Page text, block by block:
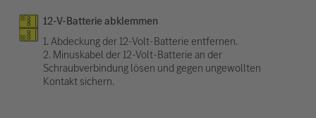
12-V-Batterie abklemmen
1. Abdeckung der 12-Volt-Batterie entfernen.
2. Minuskabel der 12-Volt-Batterie an der
Schraubverbindung lösen und gegen ungewollten
Kontakt sichern.